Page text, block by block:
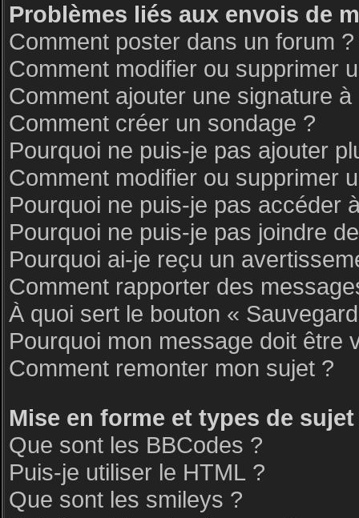
Problèmes liés aux envois de
Comment poster dans un forum ?
Comment modifier ou supprimer
Comment ajouter une signature
Comment créer un sondage ?
Pourquoi ne puis-je pas ajouter
Comment modifier ou supprimer
Pourquoi ne puis-je pas accéder
Pourquoi ne puis-je pas joindre
Pourquoi ai-je reçu un
Comment rapporter des
À quoi sert le bouton «
Pourquoi mon message doit être
Comment remonter mon sujet ?
Mise en forme et types de sujet
Que sont les BBCodes ?
Puis-je utiliser le HTML ?
Que sont les smileys ?